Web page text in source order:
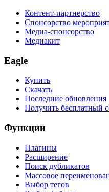
Контент-партнерство
Спонсорство
Медиа-спонсорство
Медиакит
Eagle
Купить
Скачать
Последние обновления
Получить бесплатный
Функции
Плагины
Расширение
Поиск дубликатов
Массовое
Выбор тегов